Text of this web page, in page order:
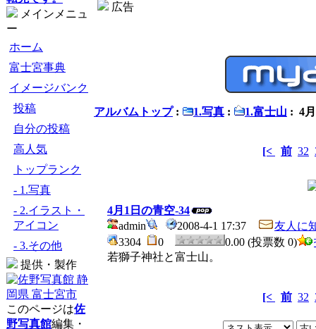
メインメニュ
ー
ホーム
富士宮事典
イメージバンク
投稿
自分の投稿
高人気
トップランク
- 1.写真
- 2.イラスト・
アイコン
- 3.その他
提供・製作
このページは佐
野写真館編集・
広告
アルバムトップ: 1.写真 : 1.富士山 : 4
[< 前 32
4月1日の青空-34
admin
2008-4-1 17:37
友人に
3304
0 0.00 (投票数 0)
若獅子神社と富士山。
[< 前 32